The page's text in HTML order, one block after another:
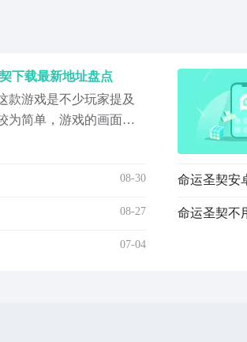
下载最新地址盘点
款游戏是不少玩家提及
为简单，游戏的画面也
的反馈来看，也很有
道游戏的下载，所以才08-30
08-27
07-04
命运圣契安